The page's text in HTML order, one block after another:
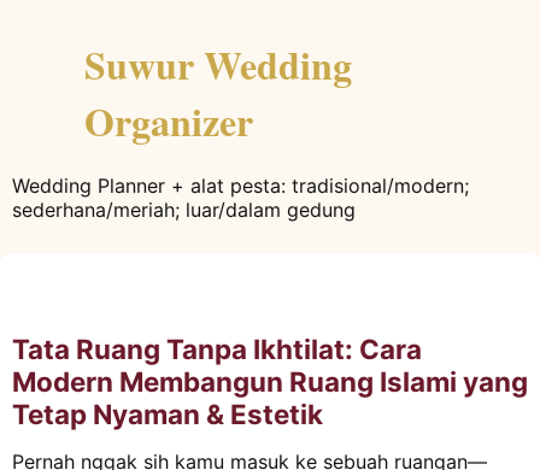
Suwur Wedding
Organizer
Wedding Planner + alat pesta: tradisional/modern;
sederhana/meriah; luar/dalam gedung
Tata Ruang Tanpa Ikhtilat: Cara
Modern Membangun Ruang Islami yang
Tetap Nyaman & Estetik
Pernah nggak sih kamu masuk ke sebuah ruangan—